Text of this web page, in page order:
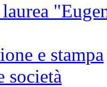
e stampa
società